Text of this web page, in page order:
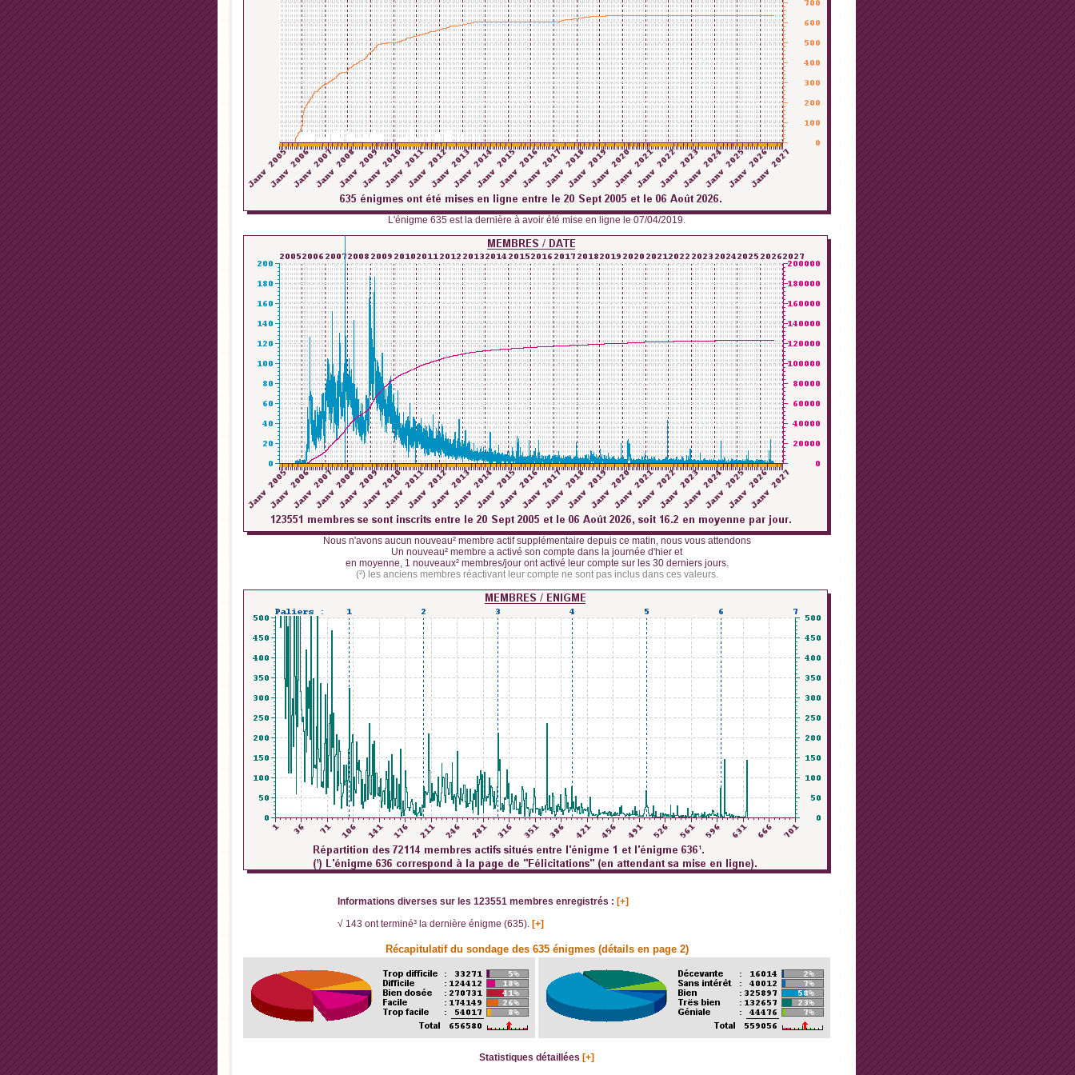
L'énigme 635 est la dernière à avoir été mise en ligne le 07/04/2019.
Nous n'avons aucun nouveau² membre actif supplémentaire depuis ce matin, nous vous attendons
Un nouveau² membre a activé son compte dans la journée d'hier et
en moyenne, 1 nouveaux² membres/jour ont activé leur compte sur les 30 derniers jours.
(²) les anciens membres réactivant leur compte ne sont pas inclus dans ces valeurs.
Informations diverses sur les 123551 membres enregistrés : [+]
√ 143 ont terminé³ la dernière énigme (635). [+]
Récapitulatif du sondage des 635 énigmes (détails en page 2)
Statistiques détaillées [+]